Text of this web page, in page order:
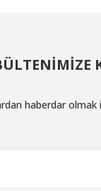
haberdar